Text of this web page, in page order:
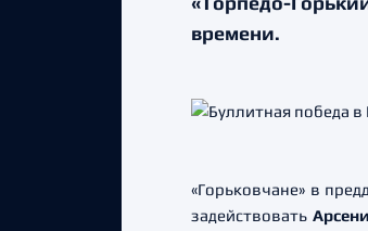
времени.
«Горьковчане» в
задействовать